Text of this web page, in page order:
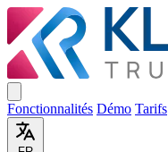
Fonctionnalités Démo Tarifs